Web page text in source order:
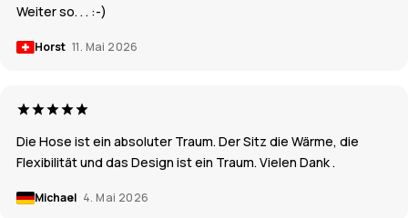
Weiter so. . . :-)
Horst 11. Mai 2026
Die Hose ist ein absoluter Traum. Der Sitz die Wärme, die
Flexibilität und das Design ist ein Traum. Vielen Dank .
Michael 4. Mai 2026